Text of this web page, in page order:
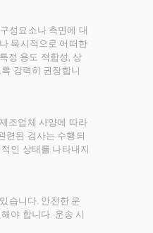
성요소나 측면에 대
묵시적으로 어떠한
정 용도 적합성, 상
강력히 권장합니
조업체 사양에 따라
련된 검사는 수행되
인 상태를 나타내지
습니다. 안전한 운
야 합니다. 운송 시